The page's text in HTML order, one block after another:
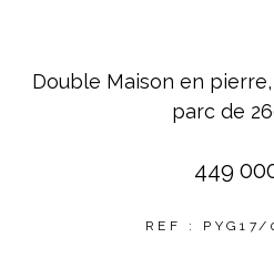
Double Maison en
parc de
449
REF :